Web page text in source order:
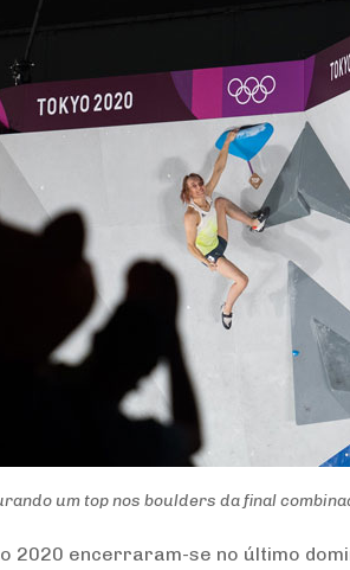
um top nos boulders da final
2020 encerraram-se no último